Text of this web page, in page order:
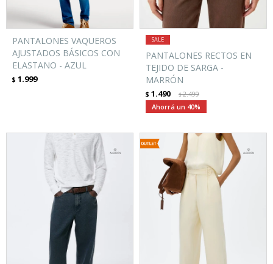
PANTALONES VAQUEROS
AJUSTADOS BÁSICOS CON
ELASTANO - AZUL
$ 1.999
PANTALONES RECTOS EN
TEJIDO DE SARGA -
MARRÓN
$ 1.490 $2.499
40